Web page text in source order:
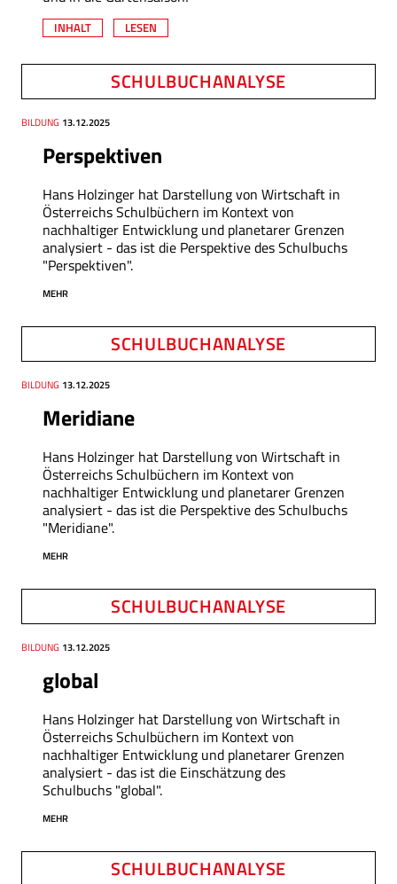
INHALT LESEN
SCHULBUCHANALYSE
Perspektiven
Thema
BILDUNG
Datum 13.12.2025
Hans Holzinger hat Darstellung von Wirtschaft in
Österreichs Schulbüchern im Kontext von
nachhaltiger Entwicklung und planetarer Grenzen
analysiert - das ist die Perspektive des Schulbuchs
"Perspektiven".
MEHR
SCHULBUCHANALYSE
Meridiane
Thema
BILDUNG
Datum 13.12.2025
Hans Holzinger hat Darstellung von Wirtschaft in
Österreichs Schulbüchern im Kontext von
nachhaltiger Entwicklung und planetarer Grenzen
analysiert - das ist die Perspektive des Schulbuchs
"Meridiane".
MEHR
SCHULBUCHANALYSE
global
Thema
BILDUNG
Datum 13.12.2025
Hans Holzinger hat Darstellung von Wirtschaft in
Österreichs Schulbüchern im Kontext von
nachhaltiger Entwicklung und planetarer Grenzen
analysiert - das ist die Einschätzung des
Schulbuchs "global".
MEHR
SCHULBUCHANALYSE